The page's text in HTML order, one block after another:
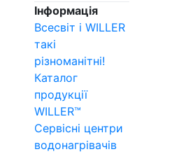
Інформація
Всесвіт і WILLER
такі
різноманітні!
Каталог
продукції
WILLER™
Сервісні центри
водонагрівачів